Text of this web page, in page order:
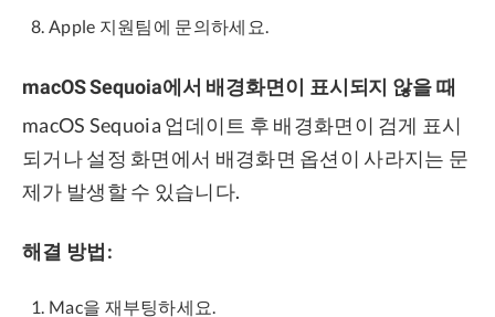
Apple 지원팀에 문의하세요.
macOS Sequoia에서 배경화면이 표시되지 않을 때
macOS Sequoia 업데이트 후 배경화면이 검게 표시
되거나 설정 화면에서 배경화면 옵션이 사라지는 문
제가 발생할 수 있습니다.
해결 방법:
Mac을 재부팅하세요.